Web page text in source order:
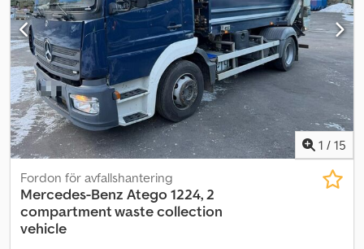
Rundstrålande varningsljus - Radio/CD - Luftkonditionering
Beskrivning: Scania P410 sopkomprimator med JOAB Anaconda-
påbyggnad. Fordonet är besiktigat till juni 2027. Kan levereras
omgående. Km: 208000 Hk: 411 TÜV: Ja EU-godkänd till: 19-06-
2027 Egenvikt: 16290 Totalvikt: 27000 Lastkapacitet: 10635 Bredd:
255 Längd: 890 Kw: 302 Modell: P410 6x2 Komprimatorbil – 2
kammare Växellåda: Automat = Ytterligare information = Kontakta
ATS Norway för mer information.
1 / 15
Fordon för avfallshantering
Mercedes-Benz Atego 1224, 2
compartment waste collection
vehicle